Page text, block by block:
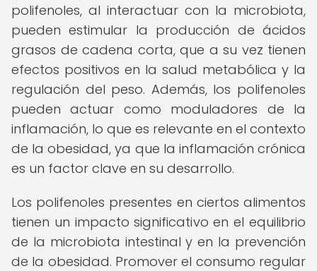
polifenoles, al interactuar con la microbiota,
pueden estimular la producción de ácidos
grasos de cadena corta, que a su vez tienen
efectos positivos en la salud metabólica y la
regulación del peso. Además, los polifenoles
pueden actuar como moduladores de la
inflamación, lo que es relevante en el contexto
de la obesidad, ya que la inflamación crónica
es un factor clave en su desarrollo.
Los polifenoles presentes en ciertos alimentos
tienen un impacto significativo en el equilibrio
de la microbiota intestinal y en la prevención
de la obesidad. Promover el consumo regular